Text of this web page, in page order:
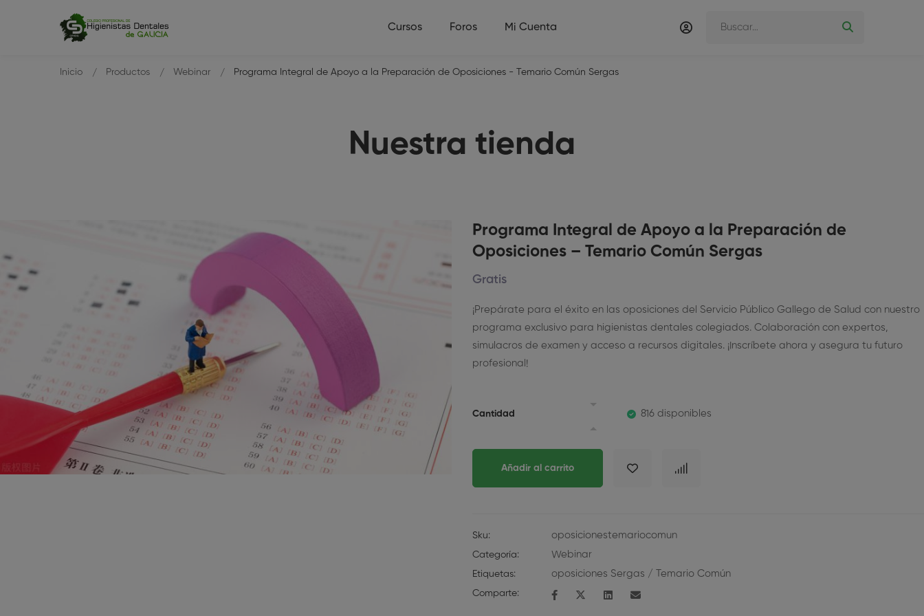
Cursos Foros Mi Cuenta
Nuestra tienda
Inicio Productos Webinar Programa Integral de Apoyo a la Preparación de Oposiciones - Temario Común Sergas
Programa Integral de Apoyo a la Preparación de
Oposiciones – Temario Común Sergas
Gratis
¡Prepárate para el éxito en las oposiciones del Servicio Público Gallego de Salud con nuestro
programa exclusivo para higienistas dentales colegiados. Colaboración con expertos,
simulacros de examen y acceso a recursos digitales. ¡Inscríbete ahora y asegura tu futuro
profesional!
Cantidad 816 disponibles
Añadir al carrito
Sku: oposicionestemariocomun
Categoría: Webinar
Etiquetas: oposiciones Sergas / Temario Común
Comparte: